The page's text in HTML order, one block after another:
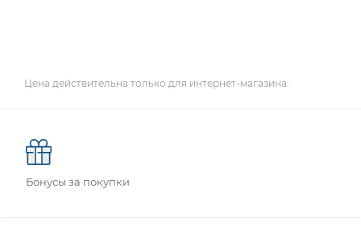
Цена действительна только для интернет-магазина.
Бонусы за покупки